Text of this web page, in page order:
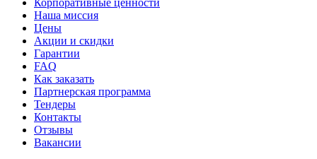
Корпоративные ценности
Наша миссия
Цены
Акции и скидки
Гарантии
FAQ
Как заказать
Партнерская программа
Тендеры
Контакты
Отзывы
Вакансии